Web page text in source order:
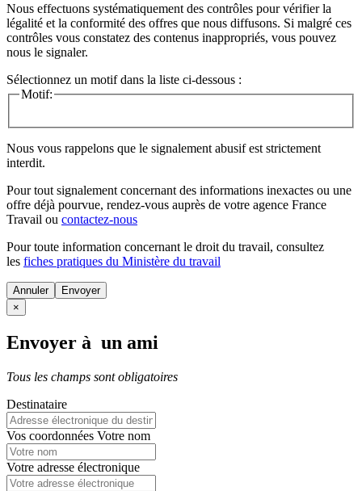
Nous effectuons systématiquement des contrôles pour vérifier la
légalité et la conformité des offres que nous diffusons. Si malgré ces
contrôles vous constatez des contenus inappropriés, vous pouvez
nous le signaler.
Sélectionnez un motif dans la liste ci-dessous :
Motif:
Nous vous rappelons que le signalement abusif est strictement
interdit.
Pour tout signalement concernant des informations inexactes ou une
offre déjà pourvue, rendez-vous auprès de votre agence France
Travail ou contactez-nous
Pour toute information concernant le droit du travail, consultez
les fiches pratiques du Ministère du travail
Annuler
×
Envoyer à un ami
Tous les champs sont obligatoires
Destinataire
Vos coordonnées Votre nom
Votre adresse électronique